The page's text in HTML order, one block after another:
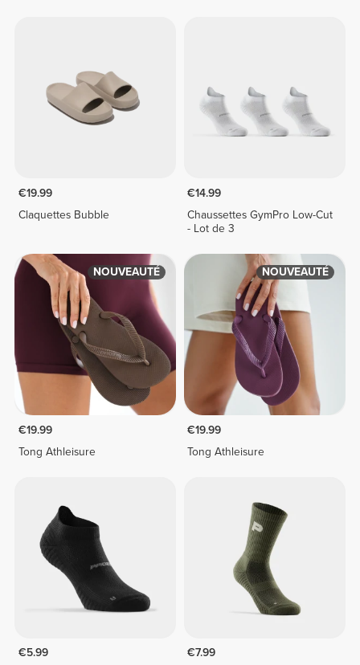
€19.99
Claquettes Bubble
€14.99
Chaussettes GymPro Low-Cut
- Lot de 3
NOUVEAUTÉ
€19.99
Tong Athleisure
NOUVEAUTÉ
€19.99
Tong Athleisure
€5.99
€7.99